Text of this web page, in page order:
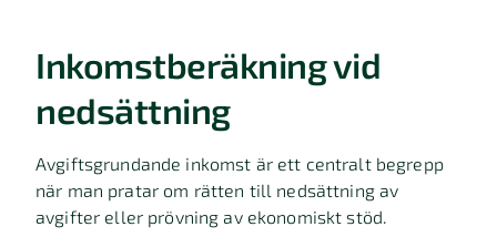
Inkomstberäkning vid
nedsättning
Avgiftsgrundande inkomst är ett centralt begrepp
när man pratar om rätten till nedsättning av
avgifter eller prövning av ekonomiskt stöd.